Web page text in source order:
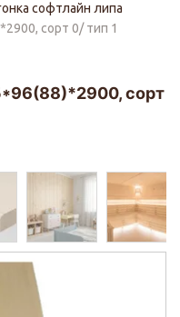
софтлайн липа
сорт 0/ тип 1
сорт